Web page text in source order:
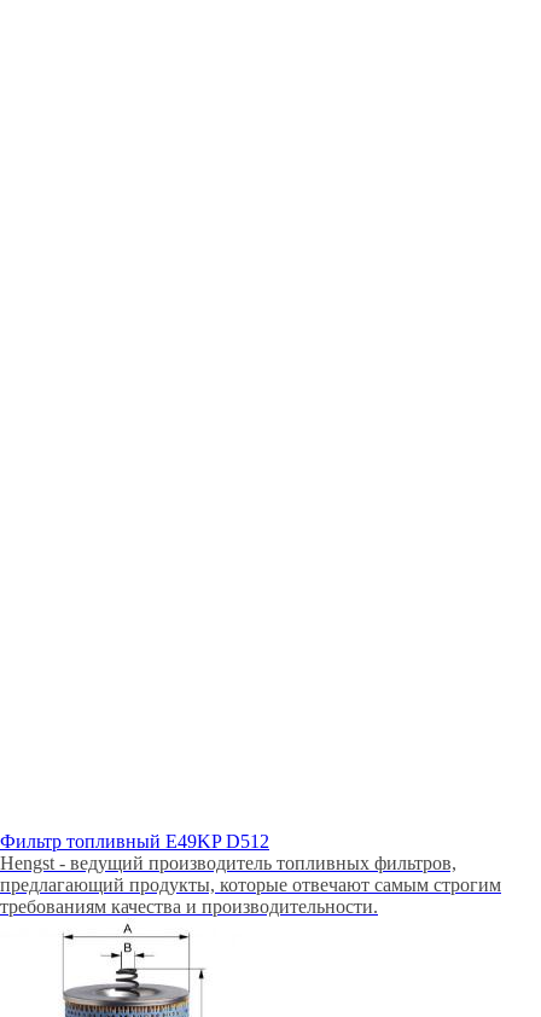
Фильтр топливный E49KP D512
Hengst - ведущий производитель топливных фильтров,
предлагающий продукты, которые отвечают самым строгим
требованиям качества и производительности.